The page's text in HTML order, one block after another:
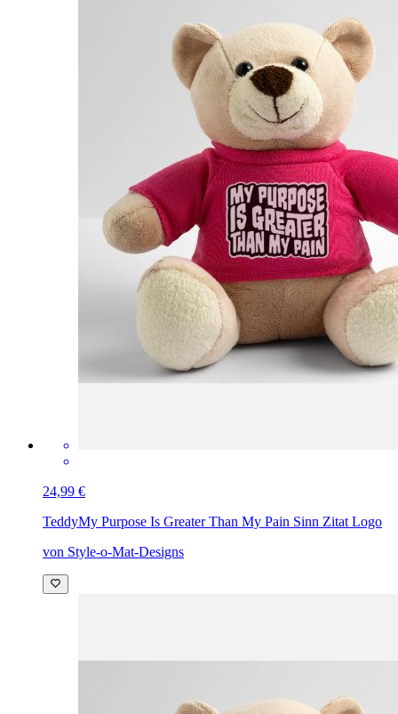
24,99 €
TeddyMy Purpose Is Greater Than My Pain Sinn Zitat Logo
von Style-o-Mat-Designs